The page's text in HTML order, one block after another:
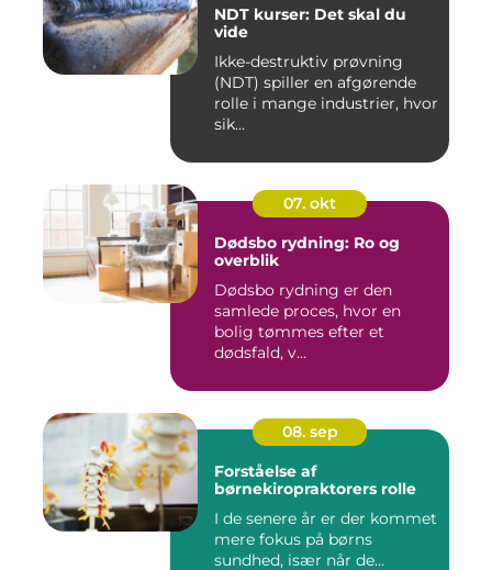
NDT kurser: Det skal du
vide
Ikke-destruktiv prøvning
(NDT) spiller en afgørende
rolle i mange industrier, hvor
sik...
07. okt
Dødsbo rydning: Ro og
overblik
Dødsbo rydning er den
samlede proces, hvor en
bolig tømmes efter et
dødsfald, v...
08. sep
Forståelse af
børnekiropraktorers rolle
I de senere år er der kommet
mere fokus på børns
sundhed, især når de...